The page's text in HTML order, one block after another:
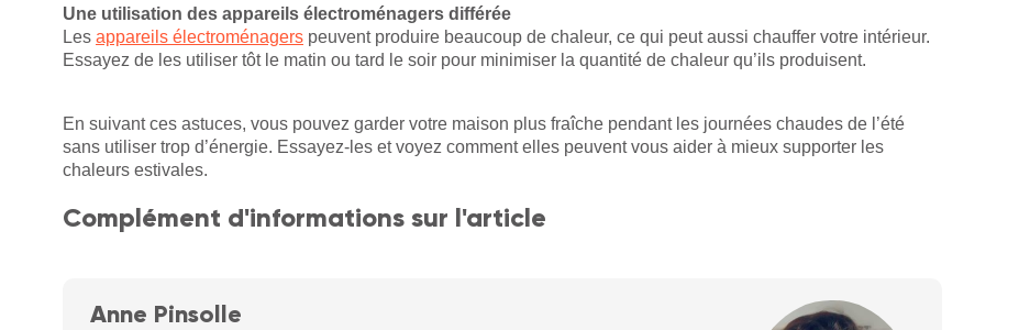
Une utilisation des appareils électroménagers différée
Les appareils électroménagers peuvent produire beaucoup de chaleur, ce qui peut aussi chauffer votre intérieur.
Essayez de les utiliser tôt le matin ou tard le soir pour minimiser la quantité de chaleur qu’ils produisent.
En suivant ces astuces, vous pouvez garder votre maison plus fraîche pendant les journées chaudes de l’été
sans utiliser trop d’énergie. Essayez-les et voyez comment elles peuvent vous aider à mieux supporter les
chaleurs estivales.
Complément d'informations sur l'article
Anne Pinsolle